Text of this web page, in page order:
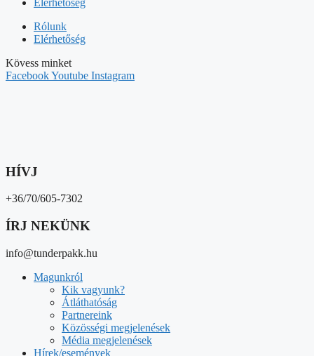
Elérhetőség
Rólunk
Elérhetőség
Kövess minket
FacebookYoutube Instagram
HÍVJ
+36/70/605-7302
ÍRJ NEKÜNK
info@tunderpakk.hu
Magunkról
Kik vagyunk?
Átláthatóság
Partnereink
Közösségi megjelenések
Média megjelenések
Hírek/események